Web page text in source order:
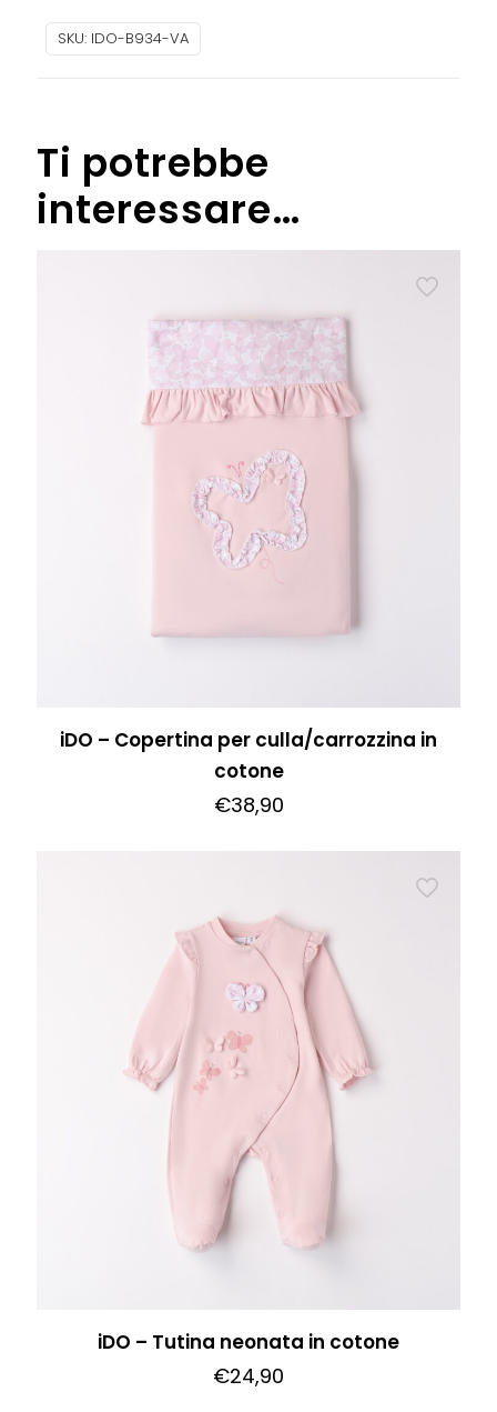
quantità
SKU: IDO-B934-VA
Ti potrebbe
interessare…
iDO – Copertina per culla/carrozzina in
cotone
€38,90
iDO – Tutina neonata in cotone
€24,90